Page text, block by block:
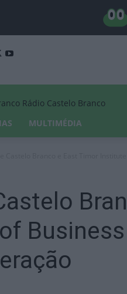
Rádio Castelo Branco
MULTIMÉDIA